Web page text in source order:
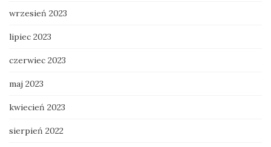
wrzesień 2023
lipiec 2023
czerwiec 2023
maj 2023
kwiecień 2023
sierpień 2022